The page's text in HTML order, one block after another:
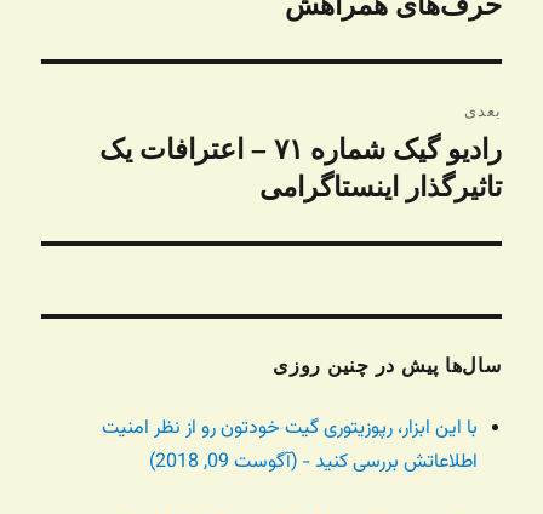
بعدی
نوشته
بعدی:
رادیو گیک شماره ۷۱ – اعترافات یک
تاثیرگذار اینستاگرامی
سال‌ها پیش در چنین روزی
با این ابزار، رپوزیتوری گیت خودتون رو از نظر امنیت
اطلاعاتش بررسی کنید - (آگوست 09, 2018)